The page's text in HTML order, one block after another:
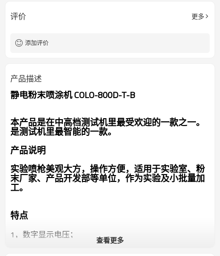
评价 更多
添加评价
产品描述
静电粉末喷涂机 COLO-800D-T-B
本产品是在中高档测试机里最受欢迎的一款之一。
是测试机里最智能的一款。
产品说明
实验喷枪美观大方，操作方便，适用于实验室、粉
末厂家、产品开发部等单位，作为实验及小批量加
工。
特点
1，数字显示电压；
2，电脑程序控制，按键式面板，专门针对复杂工件，三
查看更多